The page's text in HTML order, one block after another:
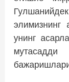
элимизнинг
унинг